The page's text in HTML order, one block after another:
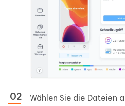
Wählen Sie die Dateien